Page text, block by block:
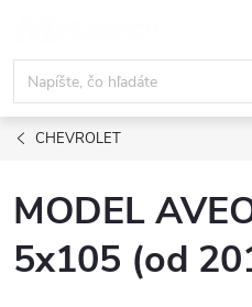
obsah
CHEVROLET
MODEL
5x105 (od